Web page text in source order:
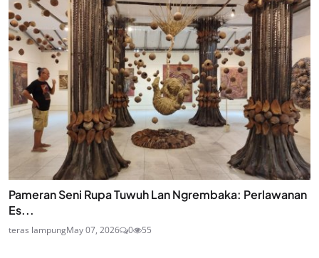
Pameran Seni Rupa Tuwuh Lan Ngrembaka: Perlawanan
Es...
teras lampungMay 07, 2026 0 55